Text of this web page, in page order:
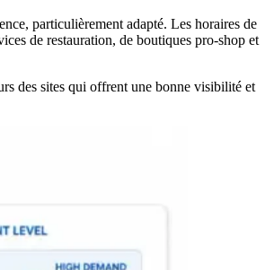
particulièrement adapté. Les horaires de
de restauration, de boutiques pro-shop et
des sites qui offrent une bonne visibilité et